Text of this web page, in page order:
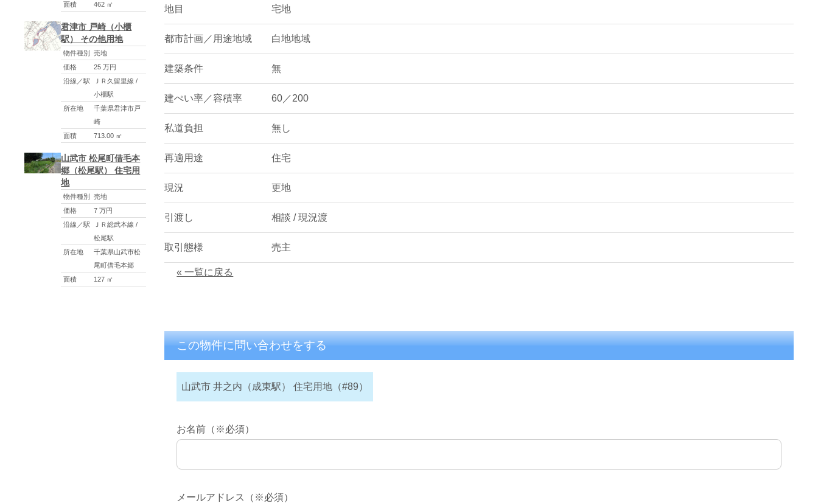
地目 宅地
都市計画／用途地域 白地地域
建築条件 無
建ぺい率／容積率 60／200
私道負担 無し
再適用途 住宅
現況 更地
引渡し 相談 / 現況渡
取引態様 売主
« 一覧に戻る
この物件に問い合わせをする
山武市 井之内（成東駅） 住宅用地（#89）
お名前（※必須）
メールアドレス（※必須）
面積
462 ㎡
君津市 戸崎（小櫃
駅） その他用地
物件種別
売地
価格
25 万円
沿線／駅
ＪＲ久留里線 /
小櫃駅
所在地
千葉県君津市戸
崎
面積
713.00 ㎡
山武市 松尾町借毛本
郷（松尾駅） 住宅用
地
物件種別
売地
価格
7 万円
沿線／駅
ＪＲ総武本線 /
松尾駅
所在地
千葉県山武市松
尾町借毛本郷
面積
127 ㎡